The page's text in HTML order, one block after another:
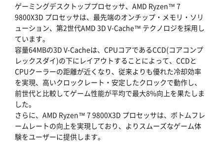
ゲーミングデスクトッププロセッサ、AMD Ryzen™ 7
9800X3D プロセッサは、最先端のオンチップ・メモリ・ソリ
ューション、第2世代AMD 3D V-Cache™ テクノロジを採用し
ています。
容量64MBの3D V-Cacheは、CPUコアであるCCD(コアコンプ
レックスダイ)の下にレイアウトすることによって、CCDと
CPUクーラーの距離が近くなり、従来よりも優れた冷却効率
を実現、高いクロックレート・安定したクロックで動作し、
前世代と比較してゲーム性能が平均で最大8%向上を果たしま
した。
さらに、AMD Ryzen™ 7 9800X3D プロセッサは、ボトムフレ
ームレートの向上を実現しており、よりスムーズなゲーム体
験をユーザーに提供します。